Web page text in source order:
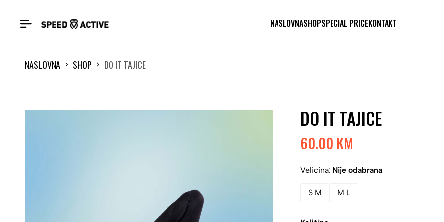
NASLOVNASHOPSPECIAL PRICEKONTAKT
NASLOVNA SHOP DO IT TAJICE
DO IT TAJICE
60.00 KM
Velicina: Nije odabrana
S M M L